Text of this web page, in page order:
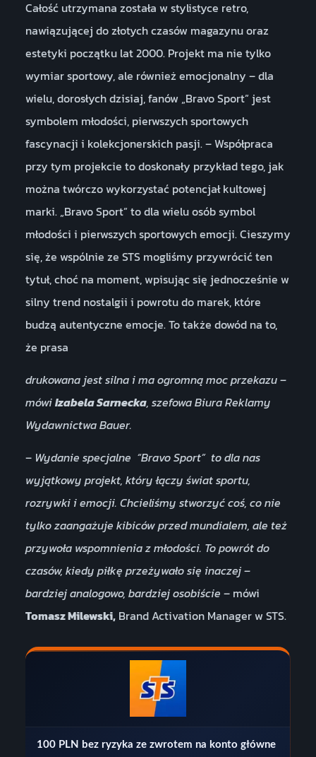
Całość utrzymana została w stylistyce retro,
nawiązującej do złotych czasów magazynu oraz
estetyki początku lat 2000. Projekt ma nie tylko
wymiar sportowy, ale również emocjonalny – dla
wielu, dorosłych dzisiaj, fanów „Bravo Sport” jest
symbolem młodości, pierwszych sportowych
fascynacji i kolekcjonerskich pasji. – Współpraca
przy tym projekcie to doskonały przykład tego, jak
można twórczo wykorzystać potencjał kultowej
marki. „Bravo Sport” to dla wielu osób symbol
młodości i pierwszych sportowych emocji. Cieszymy
się, że wspólnie ze STS mogliśmy przywrócić ten
tytuł, choć na moment, wpisując się jednocześnie w
silny trend nostalgii i powrotu do marek, które
budzą autentyczne emocje. To także dowód na to,
że prasa
drukowana jest silna i ma ogromną moc przekazu –
mówiIzabela Sarnecka, szefowa Biura Reklamy
Wydawnictwa Bauer.
– Wydanie specjalne “Bravo Sport” to dla nas
wyjątkowy projekt, który łączy świat sportu,
rozrywki i emocji. Chcieliśmy stworzyć coś, co nie
tylko zaangażuje kibiców przed mundialem, ale też
przywoła wspomnienia z młodości. To powrót do
czasów, kiedy piłkę przeżywało się inaczej –
bardziej analogowo, bardziej osobiście – mówi
Tomasz Milewski,Brand Activation Manager w STS.
100 PLN bez ryzyka ze zwrotem na konto główne